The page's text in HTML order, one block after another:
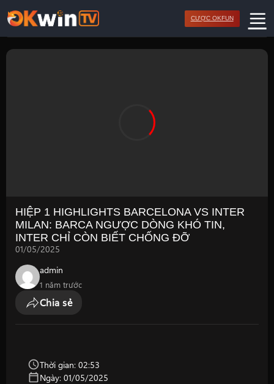
qua
nội
dung
CƯỢC OKFUN
HIỆP 1 HIGHLIGHTS BARCELONA VS INTER
MILAN: BARCA NGƯỢC DÒNG KHÓ TIN,
INTER CHỈ CÒN BIẾT CHỐNG ĐỠ
01/05/2025
admin
1 năm trước
Chia sẻ
Thời gian: 02:53
Ngày: 01/05/2025